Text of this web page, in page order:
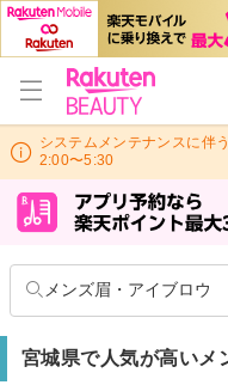
システムメンテナンスに伴
2:00〜5:30
メンズ眉・アイブロウ
宮城県で人気が高いメ